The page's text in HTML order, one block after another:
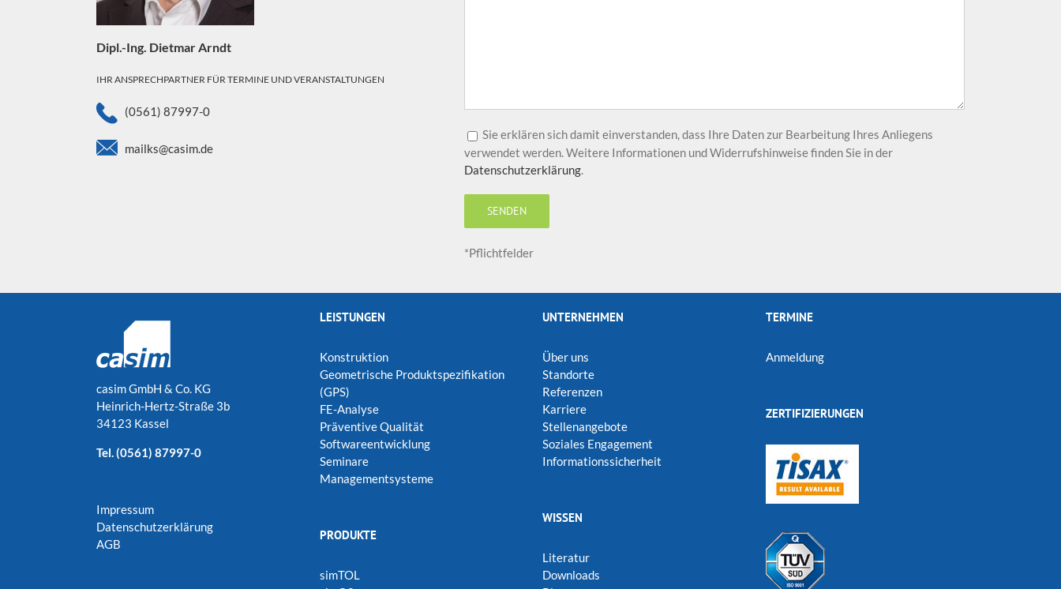
Dipl.-Ing. Dietmar Arndt
IHR ANSPRECHPARTNER FÜR TERMINE UND VERANSTALTUNGEN
(0561) 87997-0
mailks@casim.de
Sie erklären sich damit einverstanden, dass Ihre Daten zur Bearbeitung Ihres Anliegens
verwendet werden. Weitere Informationen und Widerrufshinweise finden Sie in der
Datenschutzerklärung.
*Pflichtfelder
casim GmbH & Co. KG
Heinrich-Hertz-Straße 3b
34123 Kassel
Tel.(0561) 87997-0
Impressum
Datenschutzerklärung
AGB
LEISTUNGEN
Konstruktion
Geometrische Produktspezifikation
(GPS)
FE-Analyse
Präventive Qualität
Softwareentwicklung
Seminare
Managementsysteme
PRODUKTE
simTOL
UNTERNEHMEN
Über uns
Standorte
Referenzen
Karriere
Stellenangebote
Soziales Engagement
Informationssicherheit
WISSEN
Literatur
Downloads
TERMINE
Anmeldung
ZERTIFIZIERUNGEN